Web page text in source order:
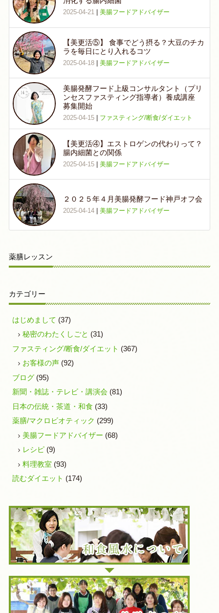
2025-04-21| 美腸フードアドバイザー
【美更活⑤】 食事でどう摂る？大豆のチカ
ラを毎日にとり入れるコツ
2025-04-18| 美腸フードアドバイザー
美腸発酵フード上級コンサルタント（プリ
ンセスファスティング指導者）養成講座
募集開始
2025-04-15| ファスティング/断食/ダイエット
【美更活④】エストロゲンの代わりって？
腸内細菌との関係
2025-04-15| 美腸フードアドバイザー
２０２５年４月美腸発酵フード神戸オフ会
2025-04-14| 美腸フードアドバイザー
薬膳レッスン
カテゴリー
はじめまして (37)
秘密のわたくしごと (31)
ファスティング/断食/ダイエット (367)
お客様の声 (92)
ブログ(95)
新聞・雑誌・テレビ・講演会 (81)
日本の伝統・茶道・和食 (33)
薬膳/マクロビオティック (299)
美腸フードアドバイザー (68)
レシピ (9)
料理教室 (93)
読むダイエット (174)